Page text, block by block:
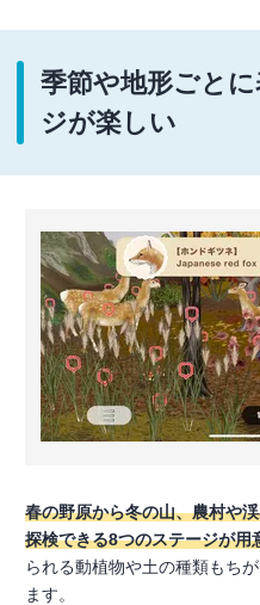
季節や地形ごと
ジが楽しい
春の野原から冬の山、農村や
探検できる8つのステージが用
られる動植物や土の種類もち
ます。